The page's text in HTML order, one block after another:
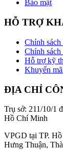
Bảo mật
HỖ TRỢ
Chính sách
Chính sách
Hỗ trợ kỹ
Khuyến
ĐỊA CHỈ
Trụ sở: 211/10/1
Hồ Chí Minh
VPGD tại TP.
Hưng Thuận,